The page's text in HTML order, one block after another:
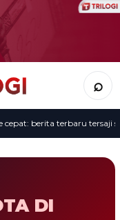
⌕
cepat: berita terbaru tersaji
DI